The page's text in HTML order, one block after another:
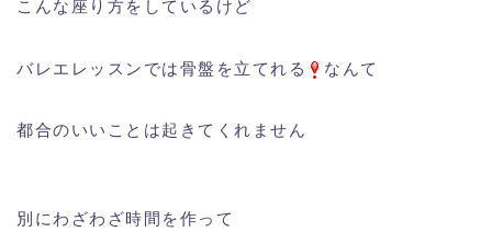
こんな座り方をしているけど
バレエレッスンでは骨盤を立てれる なんて
都合のいいことは起きてくれません
別にわざわざ時間を作って